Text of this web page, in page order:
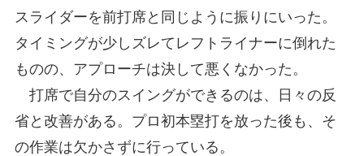
スライダーを前打席と同じように振りにいった。
タイミングが少しズレてレフトライナーに倒れた
ものの、アプローチは決して悪くなかった。
打席で自分のスイングができるのは、日々の反
省と改善がある。プロ初本塁打を放った後も、そ
の作業は欠かさずに行っている。